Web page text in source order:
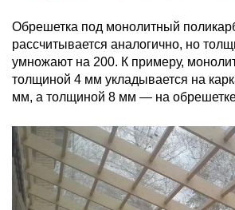
Обрешетка под монолитный
рассчитывается аналогично, но
умножают на 200. К примеру,
толщиной 4 мм укладывается на
мм, а толщиной 8 мм — на